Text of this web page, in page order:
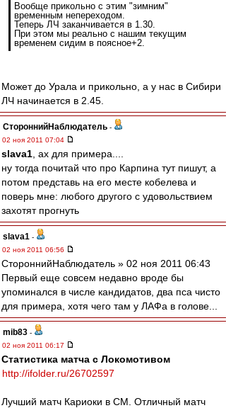
Вообще прикольно с этим "зимним"
временным непереходом.
Теперь ЛЧ заканчивается в 1.30.
При этом мы реально с нашим текущим
временем сидим в поясное+2.
Может до Урала и прикольно, а у нас в Сибири
ЛЧ начинается в 2.45.
СтороннийНаблюдатель -
02 ноя 2011 07:04
slava1 , ах для примера....
ну тогда почитай что про Карпина тут пишут, а
потом представь на его месте кобелева и
поверь мне: любого другого с удовольствием
захотят прогнуть
slava1 -
02 ноя 2011 06:56
СтороннийНаблюдатель » 02 ноя 2011 06:43
Первый еще совсем недавно вроде бы
упоминался в числе кандидатов, два пса чисто
для примера, хотя чего там у ЛАФа в голове...
mib83 -
02 ноя 2011 06:17
Статистика матча с Локомотивом
http://ifolder.ru/26702597
Лучший матч Кариоки в СМ. Отличный матч